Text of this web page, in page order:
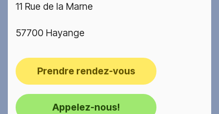
11 Rue de la Marne
57700 Hayange
Prendre rendez-vous
Appelez-nous!